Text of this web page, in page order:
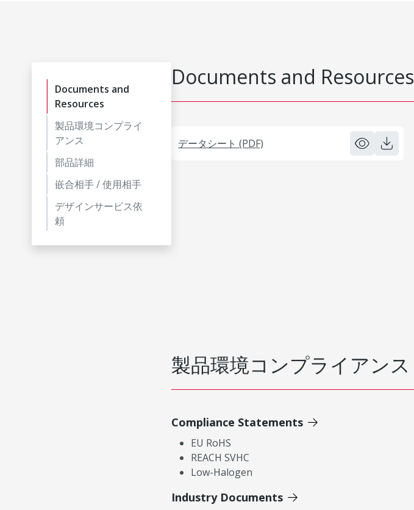
Documents and
Resources
製品環境コンプライ
アンス
部品詳細
嵌合相手 / 使用相手
デザインサービス依
頼
Documents and Resources
データシート (PDF)
製品環境コンプライアンス
Compliance Statements
EU RoHS
REACH SVHC
Low-Halogen
Industry Documents